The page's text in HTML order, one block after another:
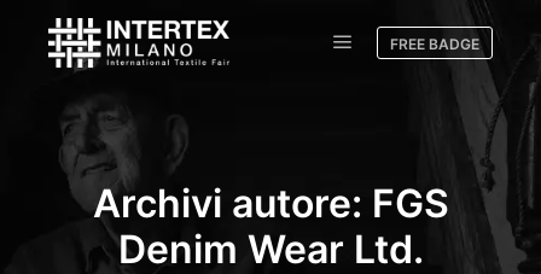
FREE BADGE
Archivi autore: FGS
Denim Wear Ltd.